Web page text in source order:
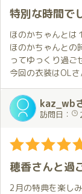
「琥珀満喫コース
琥珀の広いお部屋
た。
穂香さんの説明が
したが、お陰様で
プレイ中の穂香さ
かなり妖艶でそれ
😍。
穂香さんは自分
穂香さんが自分
からだと思います
それと穂香さんは
ていて、ちゃんと
特別な時間で
ほのかちゃんとは
ほのかちゃんとの
ってゆっくり過ご
今回の衣装はOL
ーションだけでも
はピチピチ😍これ
部屋に入った直後
んでしまいました💕
時間に余裕があ
ことやこんなこと
もたくさんしたし
でも、なによりう
にしてくれたこと
kaz_wb
訪問日：
穂香さんと過
2月の特典を楽し